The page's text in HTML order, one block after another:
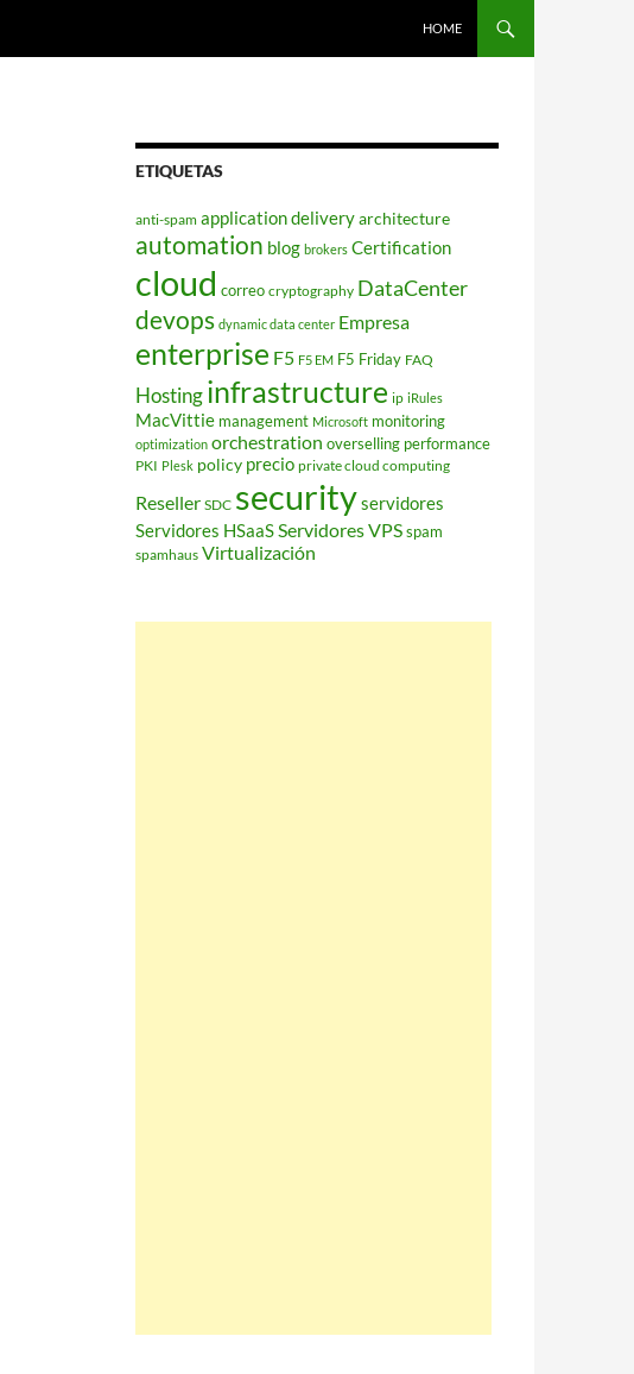
HOME
ETIQUETAS
anti-spam application deliveryarchitecture
automation blog brokers Certification
cloud correo cryptography DataCenter
devops dynamic data center Empresa
enterprise F5 F5 EM F5 Friday FAQ
Hostinginfrastructure ip iRules
MacVittie management Microsoft monitoring
optimization orchestration overselling performance
PKI Plesk policy precio private cloud computing
Reseller SDC securityservidores
Servidores HSaaSServidores VPSspam
spamhaus Virtualización